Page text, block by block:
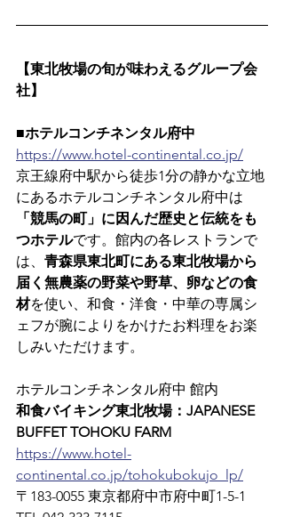
【東北牧場の旬が味わえるグループ会
社】
■ホテルコンチネンタル府中
https://www.hotel-continental.co.jp/
京王線府中駅から徒歩1分の静かな立地
にあるホテルコンチネンタル府中は
「競馬の町」に因んだ歴史と伝統をも
つホテルです。館内の各レストランで
は、 青森県東北町にある東北牧場から
届く無農薬の野菜や野草、卵などの食
材を使い、和食・洋食・中華の専属シ
ェフが腕によりをかけたお料理をお楽
しみいただけます。
ホテルコンチネンタル府中 館内
和食バイキング東北牧場：JAPANESE
BUFFET TOHOKU FARM
https://www.hotel-
continental.co.jp/tohokubokujo_lp/
〒183-0055 東京都府中市府中町1-5-1